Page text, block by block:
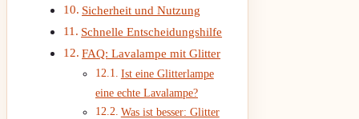
Sicherheit und Nutzung
Schnelle Entscheidungshilfe
FAQ: Lavalampe mit Glitter
Ist eine Glitterlampe
eine echte Lavalampe?
Was ist besser: Glitter